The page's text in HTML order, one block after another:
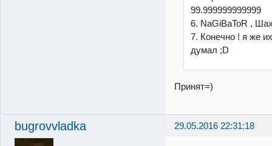
99.999999999999
6. NaGiBaToR ,
7. Конечно ! я же
думал ;D
Принят=)
bugrovvladka 29.05.2016 22:31:18